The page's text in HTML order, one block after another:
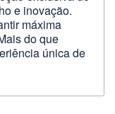
e inovação.
máxima
do que
única de